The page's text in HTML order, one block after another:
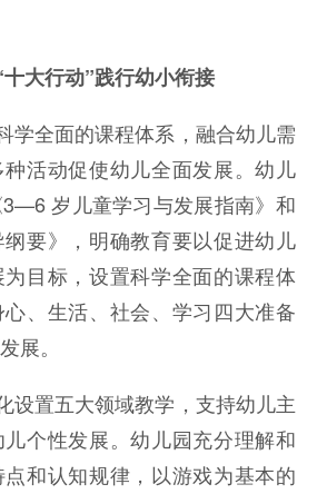
大行动”践行幼小衔接
学全面的课程体系，融合幼儿需
活动促使幼儿全面发展。幼儿
岁儿童学习与发展指南》和
纲要》，明确教育要以促进幼儿
目标，设置科学全面的课程体
、生活、社会、学习四大准备
展。
设置五大领域教学，支持幼儿主
个性发展。幼儿园充分理解和
和认知规律，以游戏为基本的